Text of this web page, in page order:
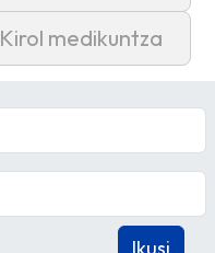
Kirol medikuntza